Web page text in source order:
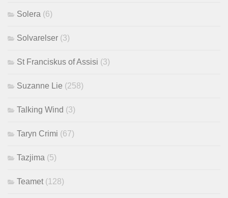
Solera (6)
Solvarelser (3)
St Franciskus of Assisi (3)
Suzanne Lie (258)
Talking Wind (3)
Taryn Crimi (67)
Tazjima (5)
Teamet (128)